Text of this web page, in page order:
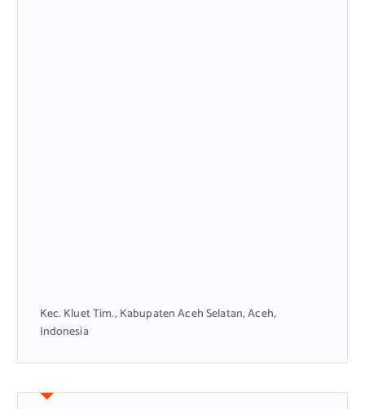
Kec. Kluet Tim., Kabupaten Aceh Selatan, Aceh,
Indonesia